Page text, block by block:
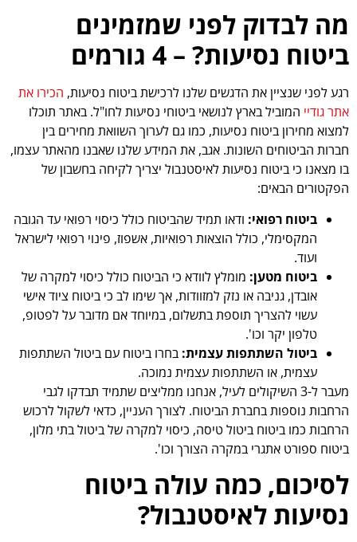
מה לבדוק לפני שמזמינים
ביטוח נסיעות? – 4 גורמים
רגע לפני שנציין את הדגשים שלנו לרכישת ביטוח נסיעות, הכירו את
אתר גודיי המוביל בארץ לנושאי ביטוחי נסיעות לחו"ל. באתר תוכלו
למצוא מחירון ביטוח נסיעות, כמו גם לערוך השוואת מחירים בין
חברות הביטוחים השונות. אגב, את המידע שלנו שאבנו מהאתר עצמו,
בו מצאנו כי ביטוח נסיעות לאיסטנבול יצריך לקיחה בחשבון של
הפקטורים הבאים:
ביטוח רפואי: ודאו תמיד שהביטוח כולל כיסוי רפואי עד הגובה
המקסימלי, כולל הוצאות רפואיות, אשפוז, פינוי רפואי לישראל
ועוד.
ביטוח מטען: מומלץ לוודא כי הביטוח כולל כיסוי למקרה של
אובדן, גניבה או נזק למזוודות, אך שימו לב כי ביטוח ציוד אישי
עשוי להצריך תוספת בתשלום, במיוחד אם מדובר על לפטופ,
טלפון יקר וכו'.
ביטול השתתפות עצמית: בחרו ביטוח עם ביטול השתתפות
עצמית, או השתתפות עצמית נמוכה.
מעבר ל-3 השיקולים לעיל, אנחנו ממליצים שתמיד תבדקו לגבי
הרחבות נוספות בחברת הביטוח. לצורך העניין, כדאי לשקול לרכוש
הרחבות כמו ביטוח ביטול טיסה, כיסוי למקרה של ביטול בתי מלון,
ביטוח ספורט אתגרי במקרה הצורך וכו'.
לסיכום, כמה עולה ביטוח
נסיעות לאיסטנבול?